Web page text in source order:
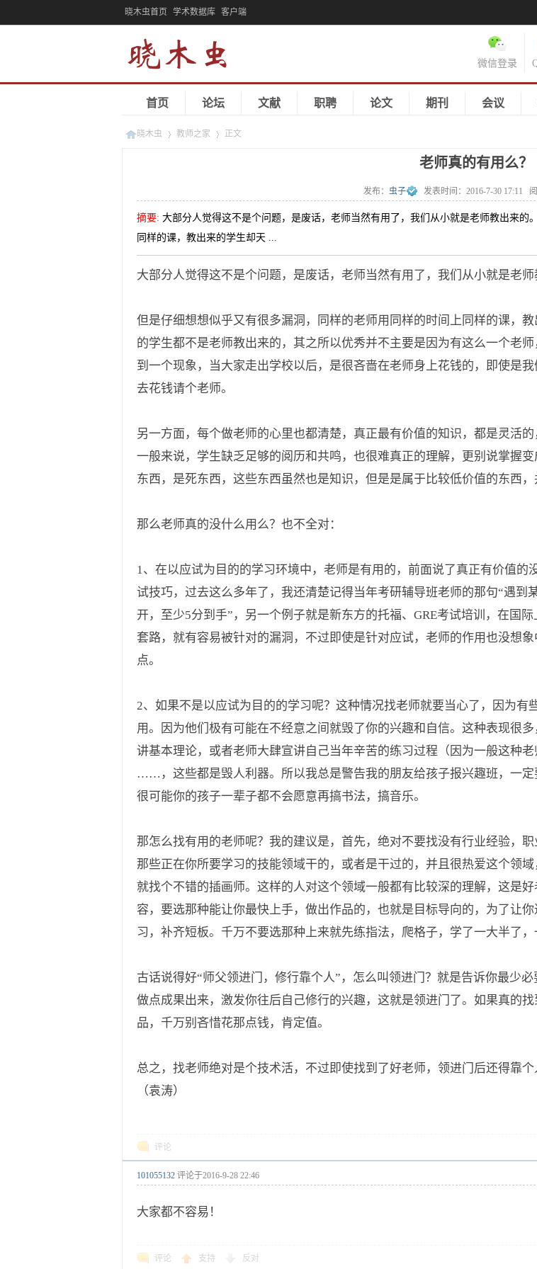
晓木虫首页 学术数据库 客户端
微信登录
首页 论坛 文献 职聘 论文 期刊 会议
晓木虫 教师之家 正文
老师真的有用么？
发布： 虫子 发表时间： 2016-7-30 17:11
摘要: 大部分人觉得这不是个问题，是废话，老师当然有用了，我们从小就是老师教出来
同样的课，教出来的学生却天 ...
大部分人觉得这不是个问题，是废话，老师当然有用了，我们从小就是老师
但是仔细想想似乎又有很多漏洞，同样的老师用同样的时间上同样的课，
的学生都不是老师教出来的，其之所以优秀并不主要是因为有这么一个老
到一个现象，当大家走出学校以后，是很吝啬在老师身上花钱的，即使是
去花钱请个老师。
另一方面，每个做老师的心里也都清楚，真正最有价值的知识，都是灵活
一般来说，学生缺乏足够的阅历和共鸣，也很难真正的理解，更别说掌握
东西，是死东西，这些东西虽然也是知识，但是是属于比较低价值的东西
那么老师真的没什么用么？也不全对：
1、在以应试为目的的学习环境中，老师是有用的，前面说了真正有价值
试技巧，过去这么多年了，我还清楚记得当年考研辅导班老师的那句“遇
开，至少5分到手”，另一个例子就是新东方的托福、GRE考试培训，在国
套路，就有容易被针对的漏洞，不过即使是针对应试，老师的作用也没想
点。
2、如果不是以应试为目的的学习呢？这种情况找老师就要当心了，因为
用。因为他们极有可能在不经意之间就毁了你的兴趣和自信。这种表现很
讲基本理论，或者老师大肆宣讲自己当年辛苦的练习过程（因为一般这种
……，这些都是毁人利器。所以我总是警告我的朋友给孩子报兴趣班，一定
很可能你的孩子一辈子都不会愿意再搞书法，搞音乐。
那怎么找有用的老师呢？我的建议是，首先，绝对不要找没有行业经验，
那些正在你所要学习的技能领域干的，或者是干过的，并且很热爱这个领
就找个不错的插画师。这样的人对这个领域一般都有比较深的理解，这是
容，要选那种能让你最快上手，做出作品的，也就是目标导向的，为了让
习，补齐短板。千万不要选那种上来就先练指法，爬格子，学了一大半了，
古话说得好“师父领进门，修行靠个人”，怎么叫领进门？就是告诉你最少
做点成果出来，激发你往后自己修行的兴趣，这就是领进门了。如果真的
品，千万别吝惜花那点钱，肯定值。
总之，找老师绝对是个技术活，不过即使找到了好老师，领进门后还得靠个
（袁涛）
评论
101055132 评论于2016-9-28 22:46
大家都不容易！
评论 支持 反对